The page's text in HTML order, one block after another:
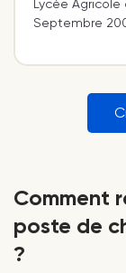
Lycée Agricole
Septembre
Comment
poste de
?